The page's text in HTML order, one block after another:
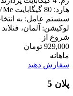
سیستم عامل: به
لوکیشن: آلمان، فنلاند
شروع از
929,000 تومان
ماهانه
سفارش دهید
پلان 5